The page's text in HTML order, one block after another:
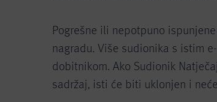
Pogrešne ili nepotpuno
nagradu. Više sudionika s istim
dobitnikom. Ako Sudionik
sadržaj, isti će biti uklonjen i